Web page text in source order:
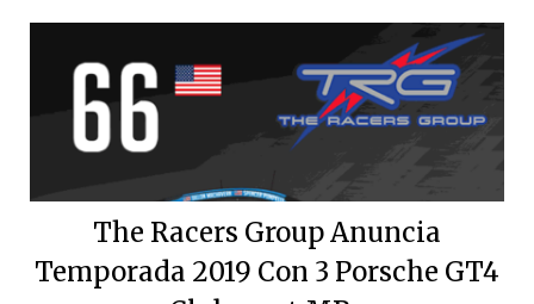
The Racers Group Anuncia
Temporada 2019 Con 3 Porsche GT4